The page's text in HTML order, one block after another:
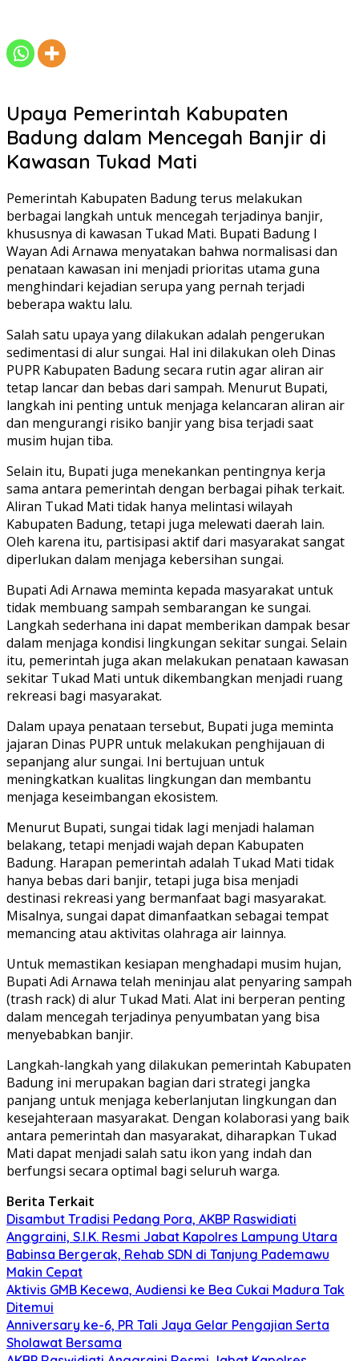
Upaya Pemerintah Kabupaten
Badung dalam Mencegah Banjir di
Kawasan Tukad Mati
Pemerintah Kabupaten Badung terus melakukan
berbagai langkah untuk mencegah terjadinya banjir,
khususnya di kawasan Tukad Mati. Bupati Badung I
Wayan Adi Arnawa menyatakan bahwa normalisasi dan
penataan kawasan ini menjadi prioritas utama guna
menghindari kejadian serupa yang pernah terjadi
beberapa waktu lalu.
Salah satu upaya yang dilakukan adalah pengerukan
sedimentasi di alur sungai. Hal ini dilakukan oleh Dinas
PUPR Kabupaten Badung secara rutin agar aliran air
tetap lancar dan bebas dari sampah. Menurut Bupati,
langkah ini penting untuk menjaga kelancaran aliran air
dan mengurangi risiko banjir yang bisa terjadi saat
musim hujan tiba.
Selain itu, Bupati juga menekankan pentingnya kerja
sama antara pemerintah dengan berbagai pihak terkait.
Aliran Tukad Mati tidak hanya melintasi wilayah
Kabupaten Badung, tetapi juga melewati daerah lain.
Oleh karena itu, partisipasi aktif dari masyarakat sangat
diperlukan dalam menjaga kebersihan sungai.
Bupati Adi Arnawa meminta kepada masyarakat untuk
tidak membuang sampah sembarangan ke sungai.
Langkah sederhana ini dapat memberikan dampak besar
dalam menjaga kondisi lingkungan sekitar sungai. Selain
itu, pemerintah juga akan melakukan penataan kawasan
sekitar Tukad Mati untuk dikembangkan menjadi ruang
rekreasi bagi masyarakat.
Dalam upaya penataan tersebut, Bupati juga meminta
jajaran Dinas PUPR untuk melakukan penghijauan di
sepanjang alur sungai. Ini bertujuan untuk
meningkatkan kualitas lingkungan dan membantu
menjaga keseimbangan ekosistem.
Menurut Bupati, sungai tidak lagi menjadi halaman
belakang, tetapi menjadi wajah depan Kabupaten
Badung. Harapan pemerintah adalah Tukad Mati tidak
hanya bebas dari banjir, tetapi juga bisa menjadi
destinasi rekreasi yang bermanfaat bagi masyarakat.
Misalnya, sungai dapat dimanfaatkan sebagai tempat
memancing atau aktivitas olahraga air lainnya.
Untuk memastikan kesiapan menghadapi musim hujan,
Bupati Adi Arnawa telah meninjau alat penyaring sampah
(trash rack) di alur Tukad Mati. Alat ini berperan penting
dalam mencegah terjadinya penyumbatan yang bisa
menyebabkan banjir.
Langkah-langkah yang dilakukan pemerintah Kabupaten
Badung ini merupakan bagian dari strategi jangka
panjang untuk menjaga keberlanjutan lingkungan dan
kesejahteraan masyarakat. Dengan kolaborasi yang baik
antara pemerintah dan masyarakat, diharapkan Tukad
Mati dapat menjadi salah satu ikon yang indah dan
berfungsi secara optimal bagi seluruh warga.
Berita Terkait
Disambut Tradisi Pedang Pora, AKBP Raswidiati
Anggraini, S.I.K. Resmi Jabat Kapolres Lampung Utara
Babinsa Bergerak, Rehab SDN di Tanjung Pademawu
Makin Cepat
Aktivis GMB Kecewa, Audiensi ke Bea Cukai Madura Tak
Ditemui
Anniversary ke-6, PR Tali Jaya Gelar Pengajian Serta
Sholawat Bersama